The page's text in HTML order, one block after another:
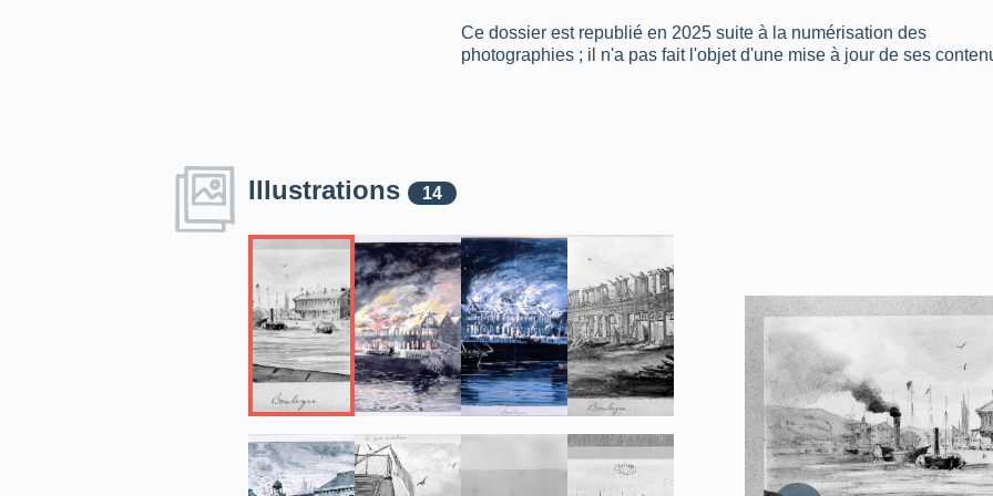
Ce dossier est republié en 2025 suite à la numérisation des
photographies ; il n'a pas fait l'objet d'une mise à jour de ses
Illustrations 14